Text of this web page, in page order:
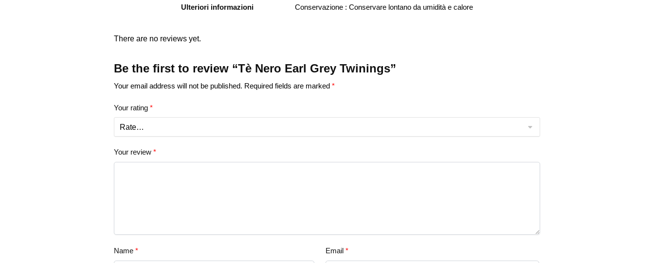
Ulteriori informazioni Conservazione : Conservare lontano da umidità e calore
There are no reviews yet.
Be the first to review “Tè Nero Earl Grey Twinings”
Your email address will not be published. Required fields are marked *
Your rating *
Your review *
Name * Email*